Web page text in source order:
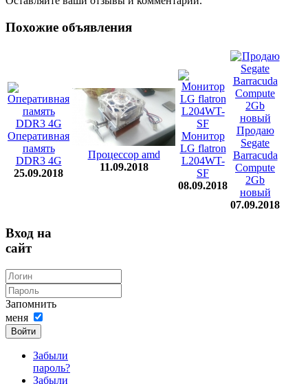
Похожие объявления
Оперативная
память
DDR3 4G
25.09.2018
Процессор amd
11.09.2018
Монитор
LG flatron
L204WT-
SF
08.09.2018
Продаю
Segate
Barracuda
Compute
2Gb
новый
07.09.2018
Вход на
сайт
Запомнить
меня
Войти
Забыли
пароль?
Забыли